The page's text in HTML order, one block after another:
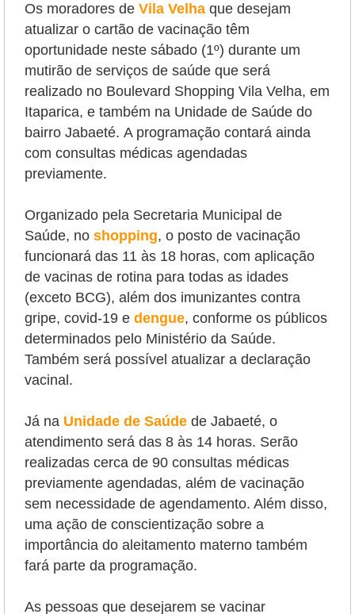
Os moradores de Vila Velha que desejam
atualizar o cartão de vacinação têm
oportunidade neste sábado (1º) durante um
mutirão de serviços de saúde que será
realizado no Boulevard Shopping Vila Velha, em
Itaparica, e também na Unidade de Saúde do
bairro Jabaeté. A programação contará ainda
com consultas médicas agendadas
previamente.
Organizado pela Secretaria Municipal de
Saúde, no shopping, o posto de vacinação
funcionará das 11 às 18 horas, com aplicação
de vacinas de rotina para todas as idades
(exceto BCG), além dos imunizantes contra
gripe, covid-19 e dengue, conforme os públicos
determinados pelo Ministério da Saúde.
Também será possível atualizar a declaração
vacinal.
Já na Unidade de Saúde de Jabaeté, o
atendimento será das 8 às 14 horas. Serão
realizadas cerca de 90 consultas médicas
previamente agendadas, além de vacinação
sem necessidade de agendamento. Além disso,
uma ação de conscientização sobre a
importância do aleitamento materno também
fará parte da programação.
As pessoas que desejarem se vacinar